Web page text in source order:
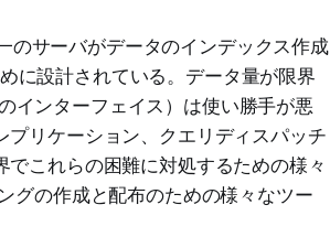
のサーバがデータのインデックス作成
に設計されている。データ量が限界
インターフェイス）は使い勝手が悪
プリケーション、クエリディスパッチ
これらの困難に対処するための様々
グの作成と配布のための様々なツー